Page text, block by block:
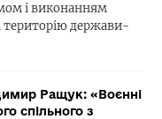
і виконанням
територію держави-
Ращук: «Воєнні
спільного з